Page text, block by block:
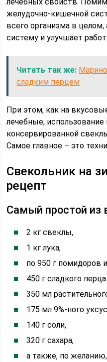
желудочно-кишечной
всего организма в
систему и улучшает
Читать так же:
сладким перцем
При этом, как на
лечебные, использование
консервированной
Самое главное – это
Свекольник на
рецепт
Самый простой из
2 кг свеклы,
1 кг лука,
по 950 г помидоров
450 г сладкого
350 мл
175 мл 9%-ного
140 г соли,
320 г сахара,
а также, по